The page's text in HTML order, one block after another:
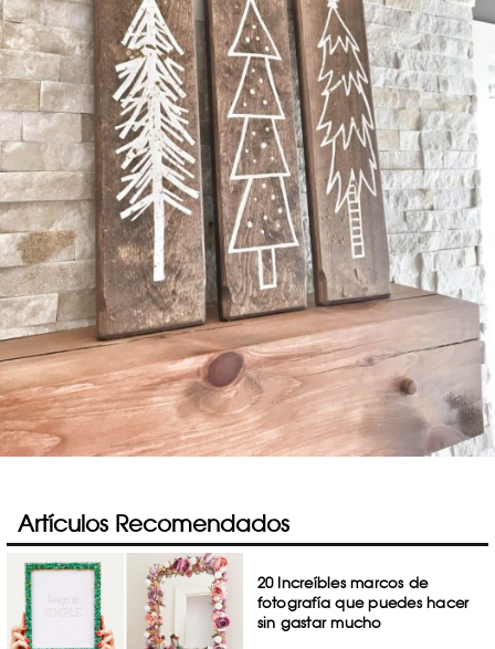
Artículos Recomendados
20 Increíbles marcos de
fotografía que puedes hacer
sin gastar mucho